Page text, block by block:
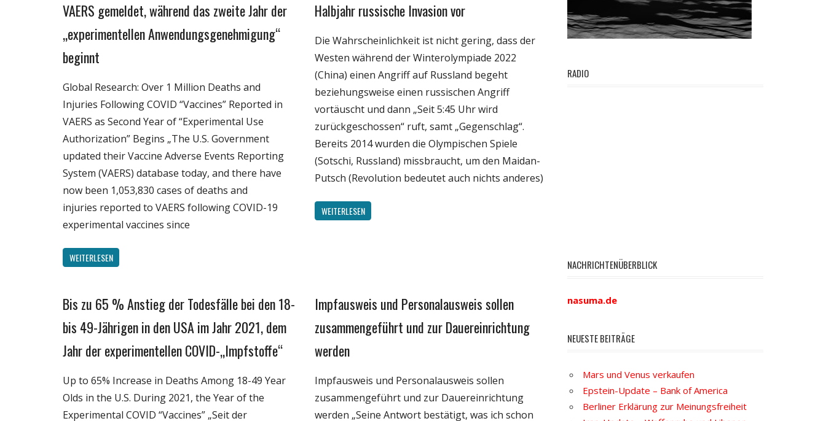
Wirtschaft
Wissenschaft
VAERS gemeldet, während das zweite Jahr der
„experimentellen Anwendungsgenehmigung“
beginnt
Global Research: Over 1 Million Deaths and
Injuries Following COVID “Vaccines” Reported in
VAERS as Second Year of “Experimental Use
Authorization” Begins „The U.S. Government
updated their Vaccine Adverse Events Reporting
System (VAERS) database today, and there have
now been 1,053,830 cases of deaths and
injuries reported to VAERS following COVID-19
experimental vaccines since
WEITERLESEN
Wirtschaft
Wissenschaft
Halbjahr russische Invasion vor
Die Wahrscheinlichkeit ist nicht gering, dass der
Westen während der Winterolympiade 2022
(China) einen Angriff auf Russland begeht
beziehungsweise einen russischen Angriff
vortäuscht und dann „Seit 5:45 Uhr wird
zurückgeschossen“ ruft, samt „Gegenschlag“.
Bereits 2014 wurden die Olympischen Spiele
(Sotschi, Russland) missbraucht, um den Maidan-
Putsch (Revolution bedeutet auch nichts anderes)
WEITERLESEN
Gesellschaft
Medien
Wirtschaft
Wissenschaft
Bis zu 65 % Anstieg der Todesfälle bei den 18-
bis 49-Jährigen in den USA im Jahr 2021, dem
Jahr der experimentellen COVID-„Impfstoffe“
Up to 65% Increase in Deaths Among 18-49 Year
Olds in the U.S. During 2021, the Year of the
Experimental COVID “Vaccines” „Seit der
Gesellschaft
Wirtschaft
Wissenschaft
Impfausweis und Personalausweis sollen
zusammengeführt und zur Dauereinrichtung
werden
Impfausweis und Personalausweis sollen
zusammengeführt und zur Dauereinrichtung
werden „Seine Antwort bestätigt, was ich schon
RADIO
NACHRICHTENÜBERBLICK
nasuma.de
NEUESTE BEITRÄGE
Mars und Venus verkaufen
Epstein-Update – Bank of America
Berliner Erklärung zur Meinungsfreiheit